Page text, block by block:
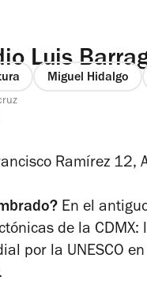
Luis
Miguel Hidalgo
Ramírez 12,
En el
de la
por la UNESCO